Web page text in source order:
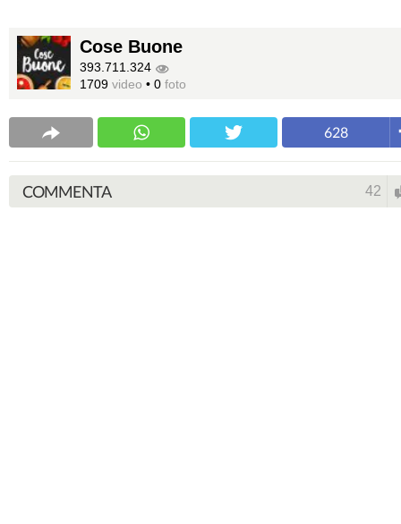
Cose Buone
393.711.324
1709 video • 0 foto
628
COMMENTA 42